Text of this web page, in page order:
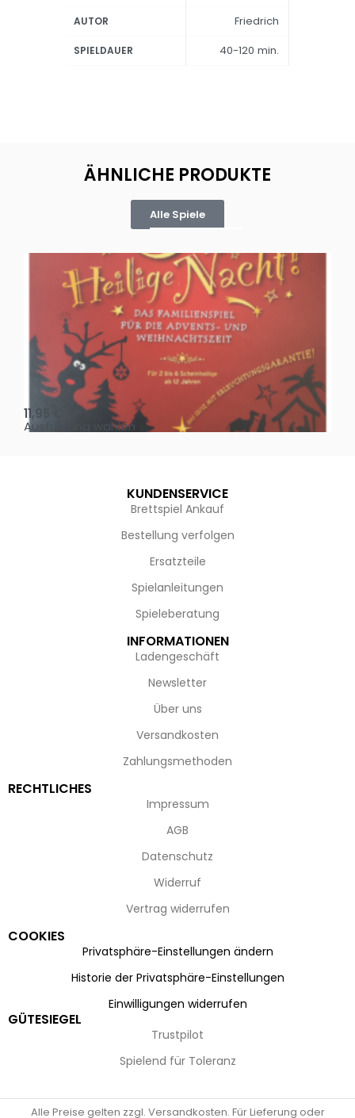
AUTOR Friedrich
SPIELDAUER 40-120 min.
ÄHNLICHE PRODUKTE
Alle Spiele
Oh, heilige Nacht!
11,95
Ausführung wählen
KUNDENSERVICE
Brettspiel Ankauf
Bestellung verfolgen
Ersatzteile
Spielanleitungen
Spieleberatung
INFORMATIONEN
Ladengeschäft
Newsletter
Über uns
Versandkosten
Zahlungsmethoden
RECHTLICHES
Impressum
AGB
Datenschutz
Widerruf
Vertrag widerrufen
COOKIES
Privatsphäre-Einstellungen ändern
Historie der Privatsphäre-Einstellungen
Einwilligungen widerrufen
GÜTESIEGEL
Trustpilot
Spielend für Toleranz
Alle Preise gelten zzgl. Versandkosten. Für Lieferung oder